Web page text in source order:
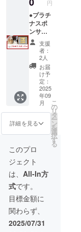
ラベル
に表記
されま
す。 商
品開封
前には
必ずお
届けの
リター
ンに貼
付され
たラベ
意書き
をご確
さい。
限：容
器包装
上に記
載 保存
方法：
直射日
光·高温
多湿を
避け､保
存して
くださ
い。 原
材料及
び添加
物等の
届け商
ベルに
表記さ
す。 商
品開封
前には
必ずお
届けの
ウン
ター横
掲示期
間：掲
示より1
年間 備
考欄に
プレー
トに記
載を希
望する
貴社
（また
は個
人）の
お名前
をご記
入くだ
さい。
円
●プラチ
ナスポ
ンサー
になっ
ていた
だきま
す。 お
名前を
記載し
たプ
レート
を掲示
いたし
ます。
サイ
ズ：
19.5×6c
m 掲示
箇所：
店内カ
ウン
ター横
掲示期
間：掲
示より1
年間 備
考欄に
支援
者：
2人
お届
け予
定：
2025
年09
月
詳細を見る
こ
の
リ
タ
ー
ン
を
選
択
す
る
このプロ
ジェクト
は、 All-In方
式です。
目標金額に
関わらず、
2025/07/31